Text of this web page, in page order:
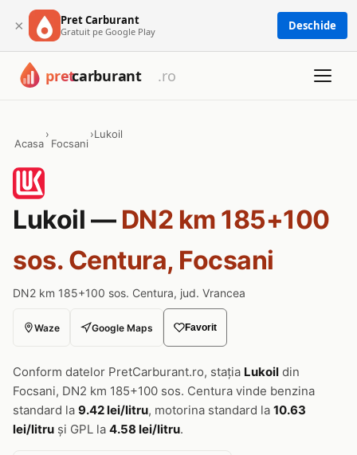
× Pret Carburant
Gratuit pe Google Play Deschide
Acasa
›
Focsani
›Lukoil
Lukoil — DN2 km 185+100
sos. Centura, Focsani
DN2 km 185+100 sos. Centura, jud. Vrancea
Waze Google Maps Favorit
Conform datelor PretCarburant.ro, stația Lukoil din
Focsani, DN2 km 185+100 sos. Centura vinde benzina
standard la 9.42 lei/litru, motorina standard la 10.63
lei/litru și GPL la 4.58 lei/litru.